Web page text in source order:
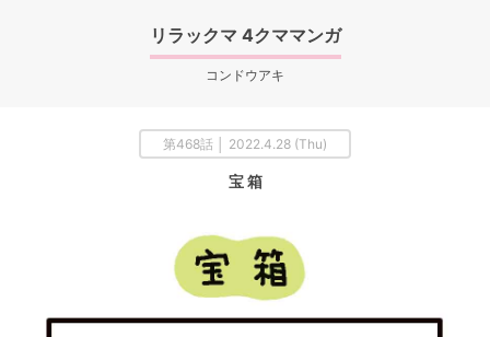
リラックマ 4クママンガ
コンドウアキ
第468話 │ 2022.4.28 (Thu)
宝 箱